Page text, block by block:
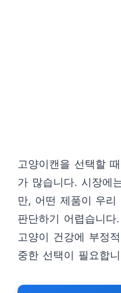
고양이캔을 선택할
가 많습니다. 시장에
만, 어떤 제품이 우리
판단하기 어렵습니다
고양이 건강에 부정
중한 선택이 필요합